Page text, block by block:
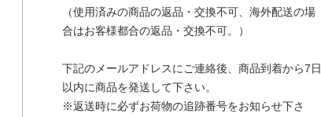
（使用済みの商品の返品・交換不可、海外配送の場
合はお客様都合の返品・交換不可。）
下記のメールアドレスにご連絡後、商品到着から7日
以内に商品を発送して下さい。
※返送時に必ずお荷物の追跡番号をお知らせ下さ